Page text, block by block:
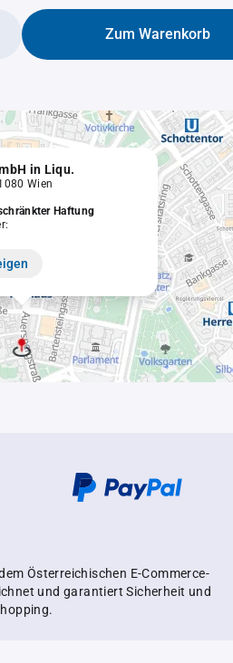
Zum Warenkorb
in Liqu.
Wien
Haftung
Österreichischen E-Commerce-
und garantiert Sicherheit und